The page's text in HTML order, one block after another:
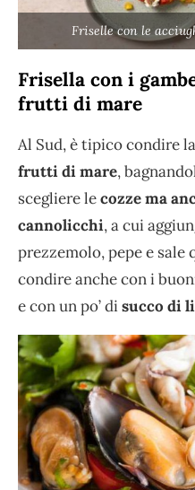
Friselle con le
Frisella con i
frutti di mare
Al Sud, è tipico condire
frutti di mare,
scegliere lecozze ma
cannolicchi, a cui
prezzemolo, pepe e sale
condire anche con i
e con un po’ disucco di